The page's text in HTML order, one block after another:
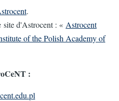
.
site d'Astrocent: « Astrocent
of the Polish Academy of
: